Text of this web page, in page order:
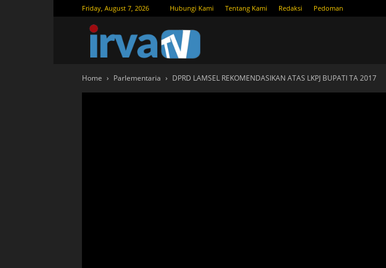
Friday, August 7, 2026 Hubungi Kami Tentang Kami Redaksi Pedoman
Home Parlementaria DPRD LAMSEL REKOMENDASIKAN ATAS LKPJ BUPATI TA 2017